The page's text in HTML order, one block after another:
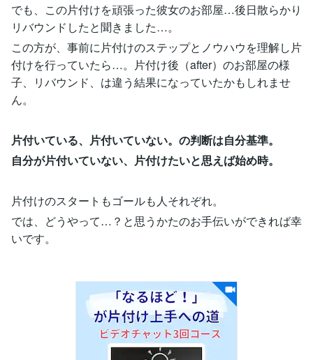
でも、この片付けを頑張った彼女のお部屋…後日散らかり
リバウンドしたと聞きました…。
この方が、事前に片付けのステップとノウハウを理解し片
付けを行っていたら…。片付け後（after）のお部屋の様
子、リバウンド、は違う結果になっていたかもしれませ
ん。
片付いている、片付いていない。の判断は自分基準。
自分が片付いていない、片付けたいと思えば始め時。
片付けのスタートもゴールも人それぞれ。
では、どうやって…？と思うかたのお手伝いができれば幸
いです。